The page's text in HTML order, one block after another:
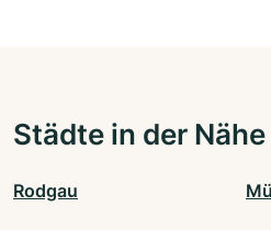
Städte in der Nähe
Rodgau